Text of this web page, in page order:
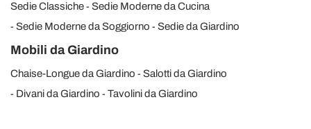
Sedie Classiche
Sedie Moderne da Cucina
Sedie Moderne da Soggiorno
Sedie da Giardino
Mobili da Giardino
Chaise-Longue da Giardino
Salotti da Giardino
Divani da Giardino
Tavolini da Giardino